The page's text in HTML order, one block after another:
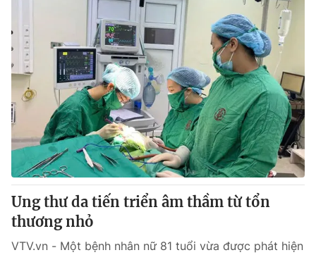
Photo Infographic
Video Shorts video
VTV Money VTV Thể thao
VTV Sức khoẻ Bất động sản
Thị trường 24h Tấm lòng Việt
VTV4
Ung thư da tiến triển âm thầm từ tổn
thương nhỏ
VTV.vn - Một bệnh nhân nữ 81 tuổi vừa được phát hiện